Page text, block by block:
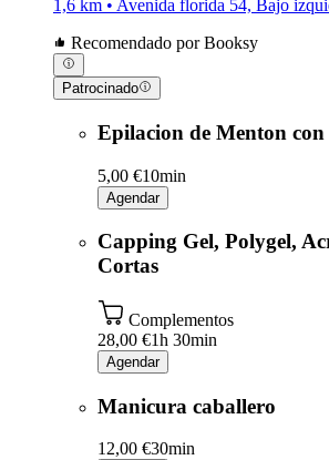
1,6 km • Avenida florida 54, Bajo
Recomendado por Booksy
Patrocinado
Epilacion de Menton
5,00 €10min
Agendar
Capping Gel, Polygel,
Cortas
Complementos
28,00 €1h 30min
Agendar
Manicura caballero
12,00 €30min